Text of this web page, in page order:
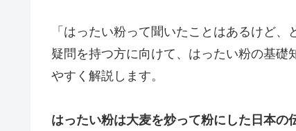
「はったい粉って聞いたことはあるけど
疑問を持つ方に向けて、はったい粉の基礎
やすく解説します。
はったい粉は大麦を炒って粉にした日本の